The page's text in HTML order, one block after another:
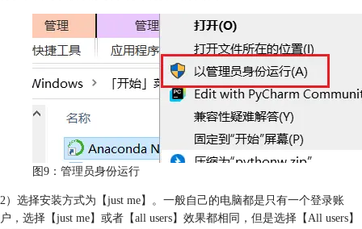
图9：管理员身份运行
2）选择安装方式为【just me】。一般自己的电脑都是只有一个登录账
户，选择【just me】或者【all users】效果都相同，但是选择【All users】